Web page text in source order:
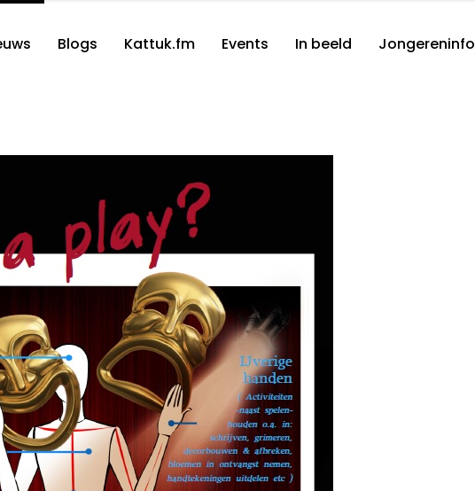
Blogs Kattuk.fm Events In beeld Jongereninfo